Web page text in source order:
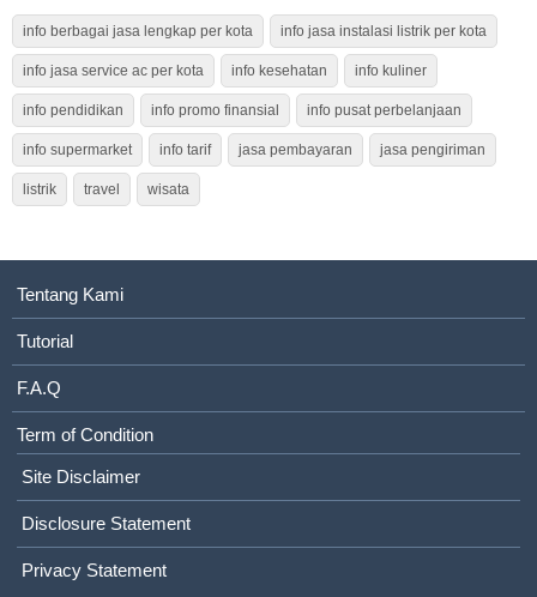
info berbagai jasa lengkap per kota info jasa instalasi listrik per kota
info jasa service ac per kota info kesehatan info kuliner
info pendidikan info promo finansial info pusat perbelanjaan
info supermarket info tarif jasa pembayaran jasa pengiriman
listrik travel wisata
Tentang Kami
Tutorial
F.A.Q
Term of Condition
Site Disclaimer
Disclosure Statement
Privacy Statement